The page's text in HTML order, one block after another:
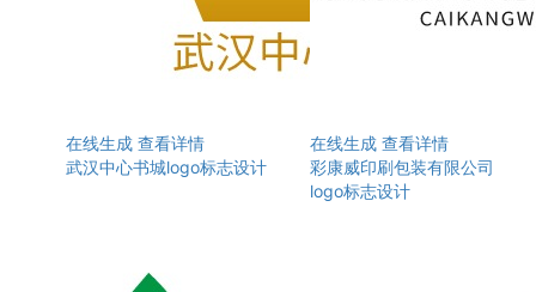
在线生成 查看详情
武汉中心书城logo标志设计
在线生成 查看详情
彩康威印刷包装有限公司
logo标志设计